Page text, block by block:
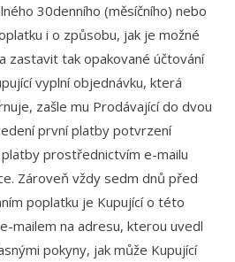
30denního (měsíčního) nebo
i o způsobu, jak je možné
zastavit tak opakované účtování
vyplní objednávku, která
zašle mu Prodávající do dvou
první platby potvrzení
prostřednictvím e-mailu
Zároveň vždy sedm dnů před
poplatku je Kupující o této
mailem na adresu, kterou uvedl
pokyny, jak může Kupující